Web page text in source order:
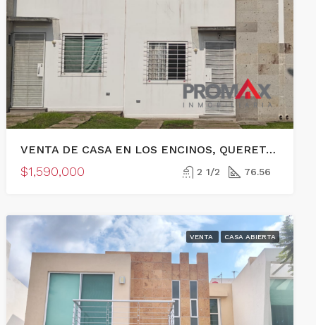
VENTA DE CASA EN LOS ENCINOS, QUERETARO
$1,590,000 2 1/2 76.56
VENTA CASA ABIERTA